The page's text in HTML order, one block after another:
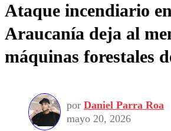
Frecuencias
Agricultura TV
Deportes
Colo Colo
Seleccion Chilena
Torneo Internacional
Entretención
Economía
Internacional
Publicaciones en
Opinión
Ataque incendiario
Araucanía deja al
máquinas forestales
por Daniel Parra Roa
mayo 20, 2026